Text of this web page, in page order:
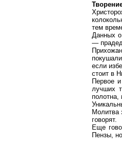
тем
Данных о
—
если
стоит в
Первое
лучших
полотна,
Молитва
говорят.
Еще
Пензы,